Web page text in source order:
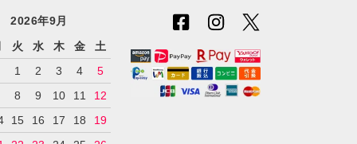
2026年9月
火 水 木 金
土
1
2 3 4
5
8 9 10 11
12
15 16 17 18
19